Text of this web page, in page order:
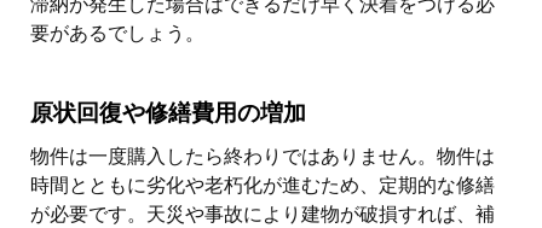
要があるでしょう。
原状回復や修繕費用の増加
物件は一度購入したら終わりではありません。物件は
時間とともに劣化や老朽化が進むため、定期的な修繕
が必要です。天災や事故により建物が破損すれば、補